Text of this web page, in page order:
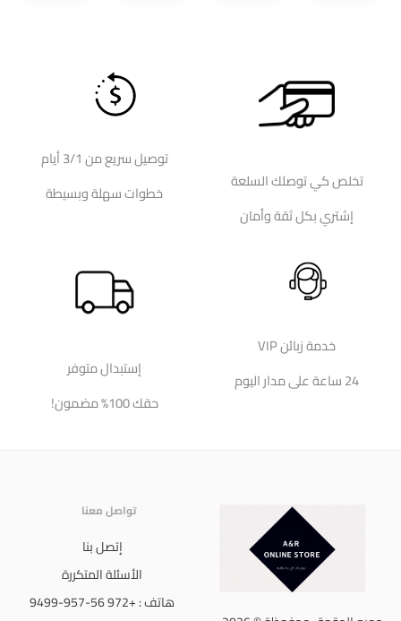
تخلص كي توصلك السلعة
إشتري بكل ثقة وأمان
توصيل سريع من 3/1 أيام
خطوات سهلة وبسيطة
خدمة زبائن VIP
24 ساعة على مدار اليوم
إستبدال متوفر
حقك 100% مضمون!
تواصل معنا
إتصل بنا
الأسئلة المتكررة
هاتف : +972 56-957-9499